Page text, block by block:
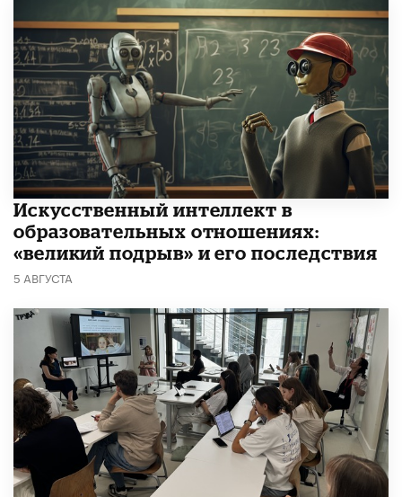
​Искусственный интеллект в
образовательных отношениях:
«великий подрыв» и его последствия
5 АВГУСТА